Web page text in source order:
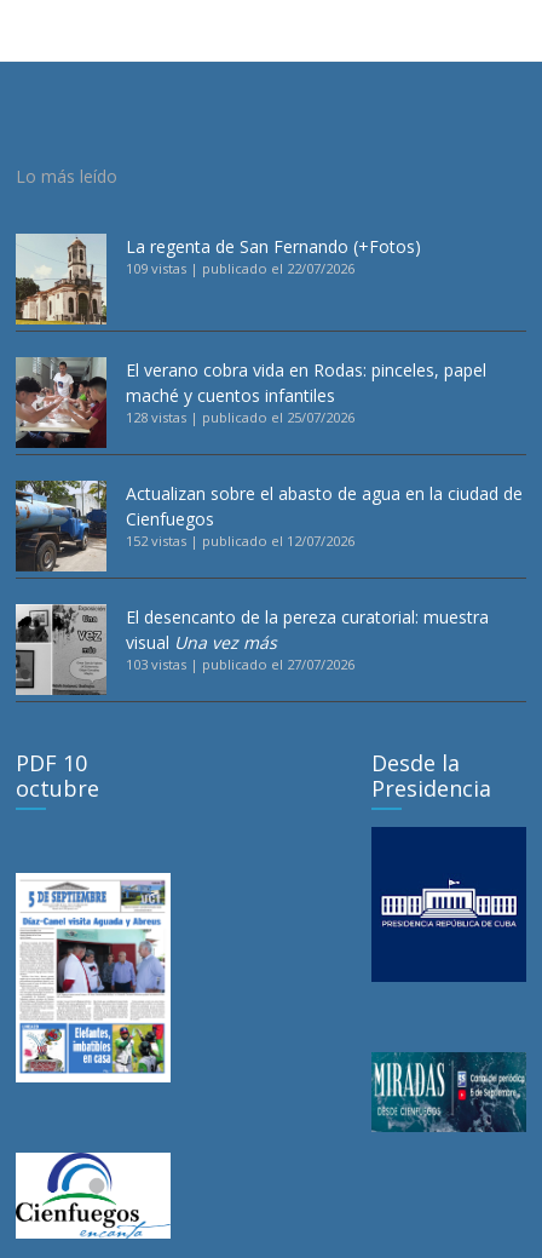
Lo más leído
La regenta de San Fernando (+Fotos)
109 vistas | publicado el 22/07/2026
El verano cobra vida en Rodas: pinceles, papel
maché y cuentos infantiles
128 vistas | publicado el 25/07/2026
Actualizan sobre el abasto de agua en la ciudad de
Cienfuegos
152 vistas | publicado el 12/07/2026
El desencanto de la pereza curatorial: muestra
visual Una vez más
103 vistas | publicado el 27/07/2026
PDF 10
octubre
Desde la
Presidencia